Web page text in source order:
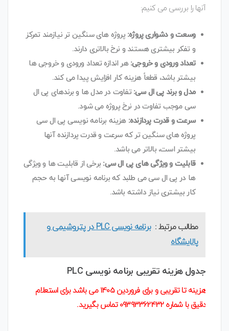
آنها را بررسی می کنیم:
وسعت و دشواری پروژه:پروژه های سنگین تر نیازمند تمرکز
و تفکر بیشتری هستند و نرخ بالاتری دارند.
تعداد ورودی و خروجی:هر اندازه تعداد ورودی و خروجی ها
بیشتر باشد، قطعاً هزینه کار افزایش پیدا می کند.
مدل و برند پی ال سی:تفاوت در مدل ها و برندهای پی ال
سی موجب تفاوت در نرخ پروژه می شود.
سرعت و قدرت پردازنده:هزینه برنامه نویسی پی ال سی
پروژه های سنگین تر که سرعت و قدرت پردازنده آنها
بیشتر است، بالاتر می باشد.
قابلیت و ویژگی های پی ال سی:برخی از قابلیت ها و ویژگی
ها در پی ال سی می طلبد که برنامه نویسی آنها به حجم
کار بیشتری نیاز داشته باشد.
مطالب مرتبط :
برنامه نویسی PLC در پتروشیمی و
پالایشگاه
جدول هزینه تقریبی برنامه نویسی PLC
هزینه تا تقریبی و برای فروردین 1405 می باشد برای استعلام
دقیق با شماره 09393362432 تماس بگیرید.